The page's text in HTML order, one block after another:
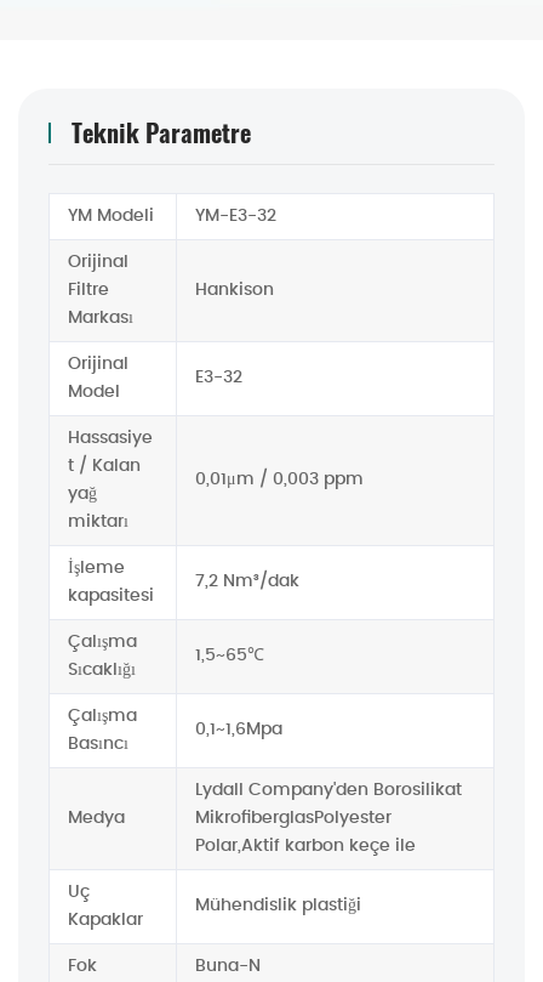
Teknik Parametre
YM Modeli YM-E3-32
Orijinal
Filtre
Markası
Hankison
Orijinal
Model
E3-32
Hassasiye
t / Kalan
yağ
miktarı
0,01μm / 0,003 ppm
İşleme
kapasitesi
7,2 Nm³/dak
Çalışma
Sıcaklığı
1,5~65℃
Çalışma
Basıncı
0,1~1,6Mpa
Medya
Lydall Company'den Borosilikat
MikrofiberglasPolyester
Polar,Aktif karbon keçe ile
Uç
Kapaklar
Mühendislik plastiği
Fok Buna-N